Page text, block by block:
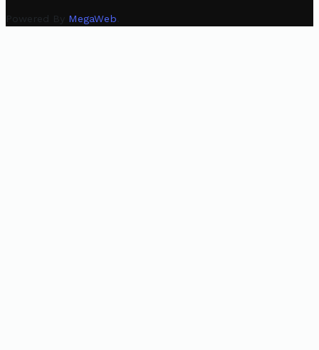
Powered By MegaWeb